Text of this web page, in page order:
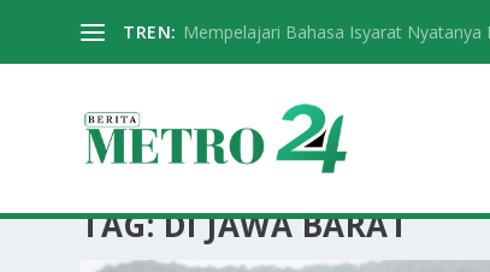
TREN: Mempelajari Bahasa Isyarat
TAG:DI JAWA BARAT